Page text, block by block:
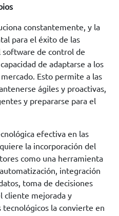
constantemente, y la
para el éxito de las
software de control de
de adaptarse a los
Esto permite a las
ágiles y proactivas,
y prepararse para el
efectiva en las
la incorporación del
como una herramienta
integración
toma de decisiones
cliente mejorada y
tecnológicos la convierte en